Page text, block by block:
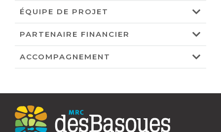
ÉQUIPE DE PROJET
PARTENAIRE FINANCIER
ACCOMPAGNEMENT
Contact
MRC
des
Basques